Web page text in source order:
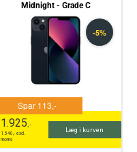
Midnight - Grade C
1.925,-
1.540,- excl.
moms
Læg i kurven